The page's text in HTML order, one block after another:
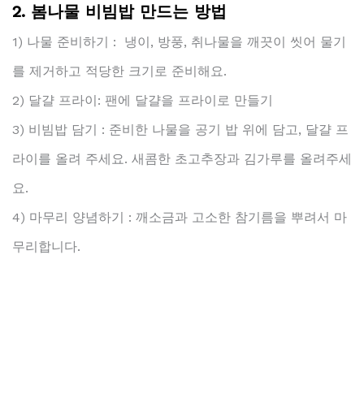
2. 봄나물 비빔밥 만드는 방법
1) 나물 준비하기 : 냉이, 방풍, 취나물을 깨끗이 씻어 물기
를 제거하고 적당한 크기로 준비해요.
2) 달걀 프라이: 팬에 달걀을 프라이로 만들기
3) 비빔밥 담기 : 준비한 나물을 공기 밥 위에 담고, 달걀 프
라이를 올려 주세요. 새콤한 초고추장과 김가루를 올려주세
요.
4) 마무리 양념하기 : 깨소금과 고소한 참기름을 뿌려서 마
무리합니다.